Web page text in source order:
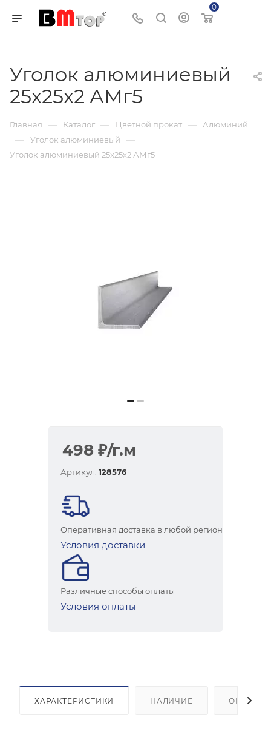
0
Уголок алюминиевый
25х25х2 АМг5
Главная — Каталог — Цветной прокат — Алюминий
— Уголок алюминиевый —
Уголок алюминиевый 25х25х2 АМг5
498 ₽/г.м
Артикул: 128576
Оперативная доставка в любой регион
Условия доставки
Различные способы оплаты
Условия оплаты
ХАРАКТЕРИСТИКИ НАЛИЧИЕ ОПЛАТА